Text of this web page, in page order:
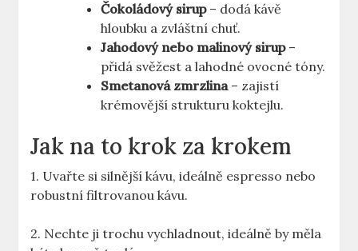
Čokoládový sirup–​ dodá kávě
hloubku a zvláštní chuť.
Jahodový nebo malinový sirup–
přidá svěžest a lahodné ovocné tóny.
Smetanová zmrzlina– zajistí
krémovější strukturu koktejlu.
Jak na to krok za krokem
1. Uvařte si silnější kávu, ideálně espresso nebo
robustní⁤ filtrovanou kávu.
2. Nechte ji trochu vychladnout, ideálně by měla